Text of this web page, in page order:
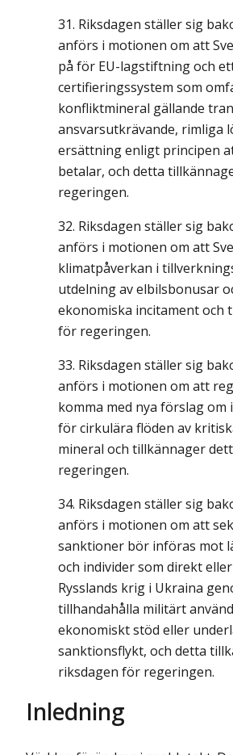
Riksdagen ställer sig
anförs i motionen om att
på för EU-lagstiftning och
certifieringssystem som
konfliktmineral gällande
ansvarsutkrävande, rimliga
ersättning enligt principen
betalar, och detta
regeringen.
Riksdagen ställer sig
anförs i motionen om att
klimatpåverkan i
utdelning av elbilsbonusar
ekonomiska incitament och
för regeringen.
Riksdagen ställer sig
anförs i motionen om att
komma med nya förslag
för cirkulära flöden av
mineral och tillkännager
regeringen.
Riksdagen ställer sig
anförs i motionen om att
sanktioner bör införas mot
och individer som direkt
Rysslands krig i Ukraina
tillhandahålla militärt
ekonomiskt stöd eller
sanktionsflykt, och detta
riksdagen för regeringen.
Inledning